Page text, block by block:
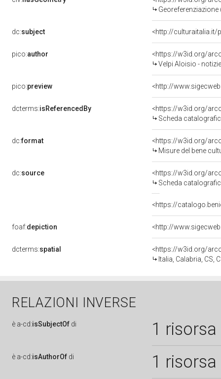
dc:subject <http://culturaitalia.it/
pico:author
<https://w3id.org/
Velpi Aloisio -
pico:preview <http://
dcterms:isReferencedBy
<https://w3id.org/
Scheda
dc:format
<https://w3id.org/
Misure del bene
dc:source
<https://w3id.org/
Scheda
<https://
foaf:depiction <http://
dcterms:spatial
<https://w3id.org/
Italia, Calabria, CS,
RELAZIONI INVERSE
è a-cd:isSubjectOf di 1 risorsa
è a-cd:isAuthorOf di 1 risorsa